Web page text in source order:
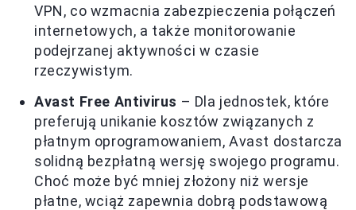
VPN, co wzmacnia zabezpieczenia połączeń
internetowych, a także monitorowanie
podejrzanej aktywności w czasie
rzeczywistym.
Avast Free Antivirus – Dla jednostek, które
preferują unikanie kosztów związanych z
płatnym oprogramowaniem, Avast dostarcza
solidną bezpłatną wersję swojego programu.
Choć może być mniej złożony niż wersje
płatne, wciąż zapewnia dobrą podstawową